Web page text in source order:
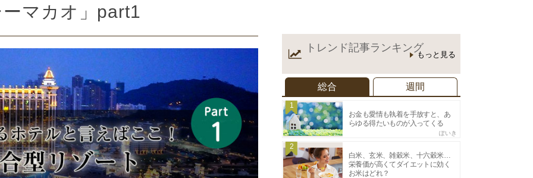
マカオ」part1
トレンド記事ランキング
もっと見る
総合 週間
1
お金も愛情も執着を手放すと、あ
らゆる得たいものが入ってくる
ぽいき
2
白米、玄米、雑穀米、十六穀米…
栄養価が高くてダイエットに効く
お米はどれ？